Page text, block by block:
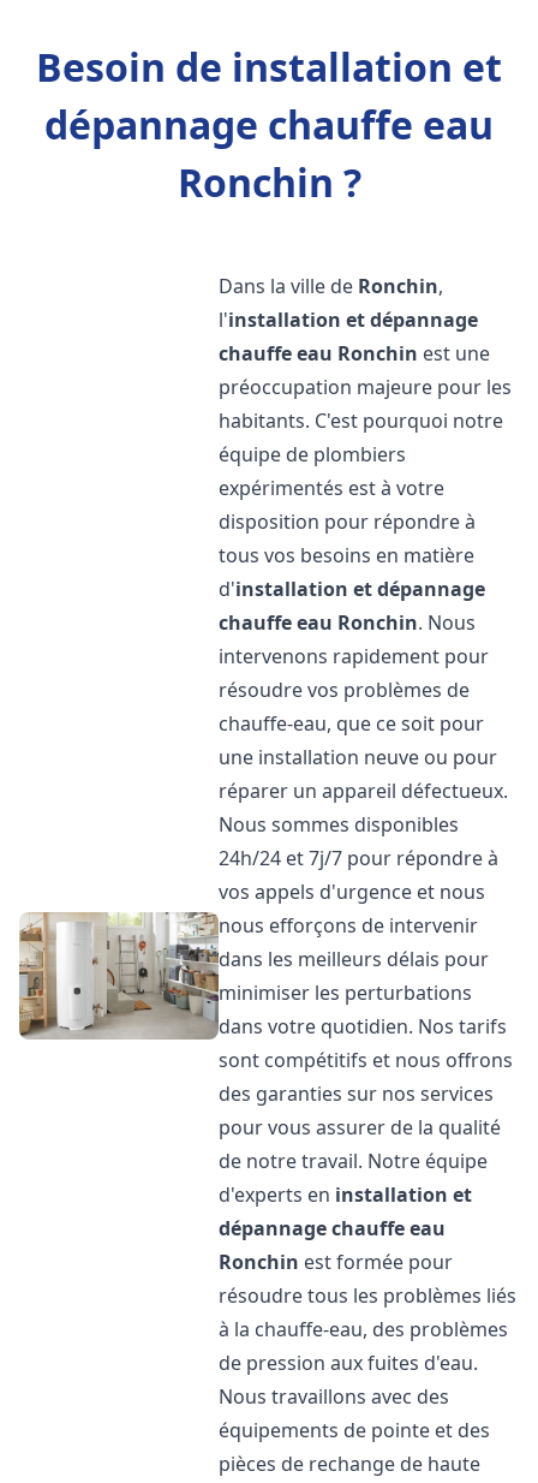
Besoin de installation et
dépannage chauffe eau
Ronchin ?
Dans la ville de Ronchin,
l'installation et dépannage
chauffe eau Ronchin est une
préoccupation majeure pour les
habitants. C'est pourquoi notre
équipe de plombiers
expérimentés est à votre
disposition pour répondre à
tous vos besoins en matière
d'installation et dépannage
chauffe eau Ronchin. Nous
intervenons rapidement pour
résoudre vos problèmes de
chauffe-eau, que ce soit pour
une installation neuve ou pour
réparer un appareil défectueux.
Nous sommes disponibles
24h/24 et 7j/7 pour répondre à
vos appels d'urgence et nous
nous efforçons de intervenir
dans les meilleurs délais pour
minimiser les perturbations
dans votre quotidien. Nos tarifs
sont compétitifs et nous offrons
des garanties sur nos services
pour vous assurer de la qualité
de notre travail. Notre équipe
d'experts en installation et
dépannage chauffe eau
Ronchin est formée pour
résoudre tous les problèmes liés
à la chauffe-eau, des problèmes
de pression aux fuites d'eau.
Nous travaillons avec des
équipements de pointe et des
pièces de rechange de haute